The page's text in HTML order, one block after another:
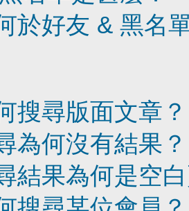
於好友 & 黑名
搜尋版面文章？
為何沒有結果？
結果為何是空